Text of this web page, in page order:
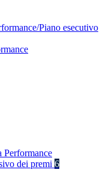
Piano esecutivo
Performance
dei premi 6